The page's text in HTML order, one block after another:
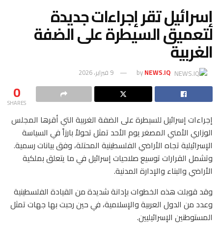
إسرائيل تقر إجراءات جديدة
لتعميق السيطرة على الضفة
الغربية
byNEWS.IQ 9 فبراير، 2026
0
SHARES
إجراءات إسرائيل للسيطرة على الضفة الغربية التي أقرها المجلس
الوزاري الأمني المصغر يوم الأحد تمثل تحولاً بارزاً في السياسة
الإسرائيلية تجاه الأراضي الفلسطينية المحتلة، وفق بيانات رسمية.
وتشمل القرارات توسيع صلاحيات إسرائيل في ما يتعلق بملكية
الأراضي والبناء والإدارة المدنية.
وقد قوبلت هذه الخطوات بإدانة شديدة من القيادة الفلسطينية
وعدد من الدول العربية والإسلامية، في حين رحبت بها جهات تمثل
المستوطنين الإسرائيليين.